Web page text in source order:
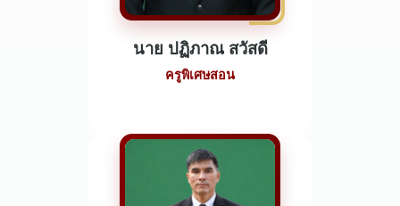
นาย ปฏิภาณ สวัสดี
ครูพิเศษสอน